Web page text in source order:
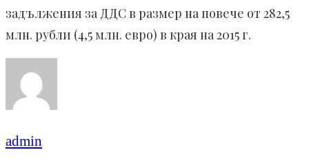
задължения за ДДС в размер на повече от 282,5
млн. рубли (4,5 млн. евро) в края на 2015 г.
admin